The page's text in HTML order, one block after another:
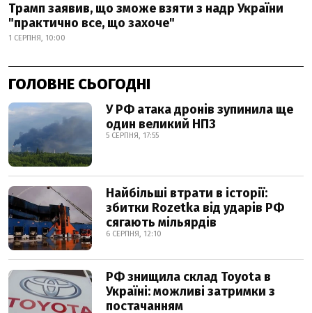
Трамп заявив, що зможе взяти з надр України
"практично все, що захоче"
1 СЕРПНЯ, 10:00
ГОЛОВНЕ СЬОГОДНІ
У РФ атака дронів зупинила ще
один великий НПЗ
5 СЕРПНЯ, 17:55
Найбільші втрати в історії:
збитки Rozetka від ударів РФ
сягають мільярдів
6 СЕРПНЯ, 12:10
РФ знищила склад Toyota в
Україні: можливі затримки з
постачанням